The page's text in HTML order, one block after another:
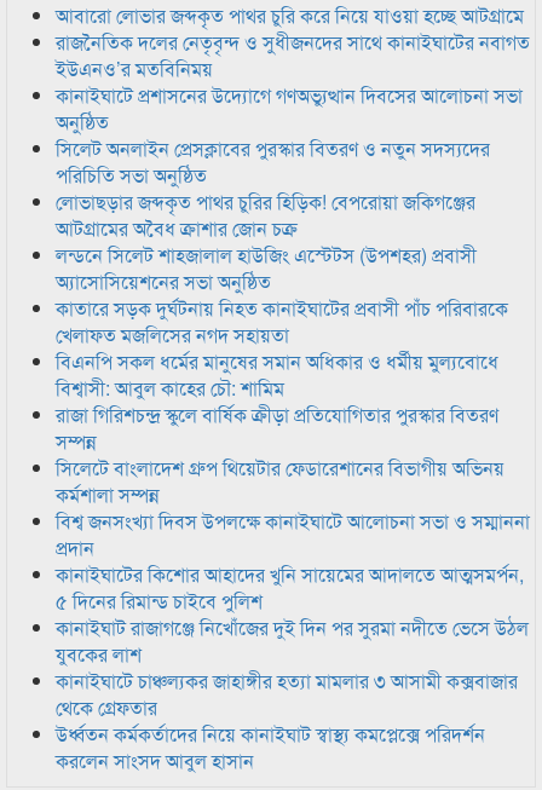
আবারো লোভার জব্দকৃত পাথর চুরি করে নিয়ে যাওয়া হচ্ছে আটগ্রামে
রাজনৈতিক দলের নেতৃবৃন্দ ও সুধীজনদের সাথে কানাইঘাটের নবাগত
ইউএনও’র মতবিনিময়
কানাইঘাটে প্রশাসনের উদ্যোগে গণঅভ্যুত্থান দিবসের আলোচনা সভা
অনুষ্ঠিত
সিলেট অনলাইন প্রেসক্লাবের পুরস্কার বিতরণ ও নতুন সদস্যদের
পরিচিতি সভা অনুষ্ঠিত
লোভাছড়ার জব্দকৃত পাথর চুরির হিড়িক! বেপরোয়া জকিগঞ্জের
আটগ্রামের অবৈধ ক্রাশার জোন চক্র
লন্ডনে সিলেট শাহজালাল হাউজিং এস্টেটস (উপশহর) প্রবাসী
অ্যাসোসিয়েশনের সভা অনুষ্ঠিত
কাতারে সড়ক দুর্ঘটনায় নিহত কানাইঘাটের প্রবাসী পাঁচ পরিবারকে
খেলাফত মজলিসের নগদ সহায়তা
বিএনপি সকল ধর্মের মানুষের সমান অধিকার ও ধর্মীয় মুল্যবোধে
বিশ্বাসী: আবুল কাহের চৌ: শামিম
রাজা গিরিশচন্দ্র স্কুলে বার্ষিক ক্রীড়া প্রতিযোগিতার পুরস্কার বিতরণ
সম্পন্ন
সিলেটে বাংলাদেশ গ্রুপ থিয়েটার ফেডারেশানের বিভাগীয় অভিনয়
কর্মশালা সম্পন্ন
বিশ্ব জনসংখ্যা দিবস উপলক্ষে কানাইঘাটে আলোচনা সভা ও সম্মাননা
প্রদান
কানাইঘাটের কিশোর আহাদের খুনি সায়েমের আদালতে আত্মসমর্পন,
৫ দিনের রিমান্ড চাইবে পুলিশ
কানাইঘাট রাজাগঞ্জে নিখোঁজের দুই দিন পর সুরমা নদীতে ভেসে উঠল
যুবকের লাশ
কানাইঘাটে চাঞ্চল্যকর জাহাঙ্গীর হত্যা মামলার ৩ আসামী কক্সবাজার
থেকে গ্রেফতার
উর্ধ্বতন কর্মকর্তাদের নিয়ে কানাইঘাট স্বাস্থ্য কমপ্লেক্সে পরিদর্শন
করলেন সাংসদ আবুল হাসান